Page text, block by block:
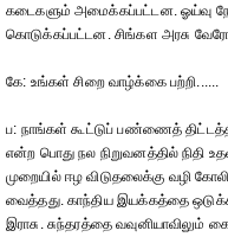
கடைகளும் அமைக்கப்பட்டன. ஓய்வு
கொடுக்கப்பட்டன. சிங்கள அரசு
கே: உங்கள் சிறை வாழ்க்கை பற்றி......
ப: நாங்கள் கூட்டுப் பண்ணைத்
என்ற பொது நல நிறுவனத்தில் நிதி
முறையில் ஈழ விடுதலைக்கு வழி
வைத்தது. காந்திய இயக்கத்தை
இராசு. சுந்தரத்தை